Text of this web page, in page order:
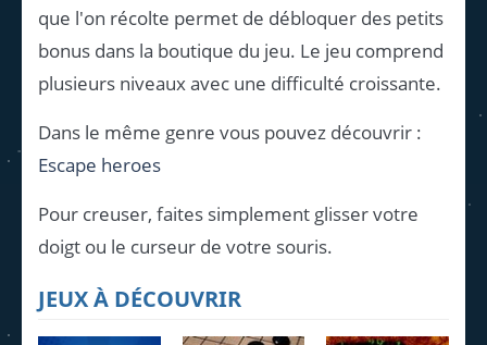
que l'on récolte permet de débloquer des petits
bonus dans la boutique du jeu. Le jeu comprend
plusieurs niveaux avec une difficulté croissante.
Dans le même genre vous pouvez découvrir :
Escape heroes
Pour creuser, faites simplement glisser votre
doigt ou le curseur de votre souris.
JEUX À DÉCOUVRIR